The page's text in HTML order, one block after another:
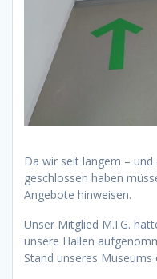
Da wir seit langem –
geschlossen haben
Angebote hinweisen.
Unser Mitglied M.I.G.
unsere Hallen
Stand unseres Museums